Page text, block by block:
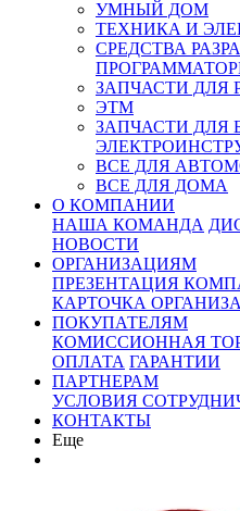
УМНЫЙ ДОМ
ТЕХНИКА И
СРЕДСТВА
ЗАПЧАСТИ ДЛЯ
ЭТМ
ЗАПЧАСТИ ДЛЯ
ВСЕ ДЛЯ
ВСЕ ДЛЯ ДОМА
О КОМПАНИИ
НАША КОМАНДА
НОВОСТИ
ОРГАНИЗАЦИЯМ
ПРЕЗЕНТАЦИЯ
КАРТОЧКА
ПОКУПАТЕЛЯМ
КОМИССИОННАЯ
ОПЛАТА ГАРАНТИИ
ПАРТНЕРАМ
УСЛОВИЯ
КОНТАКТЫ
Еще